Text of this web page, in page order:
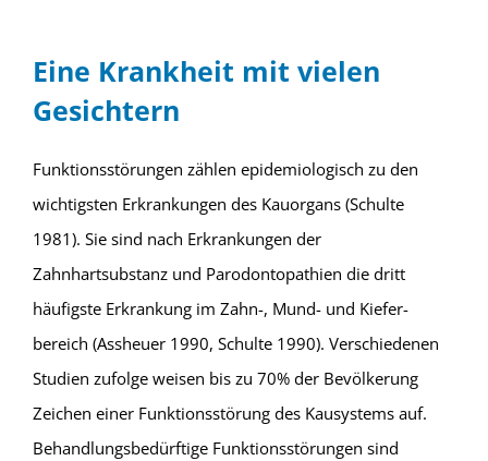
Eine Krankheit mit vielen
Gesichtern
Funktionsstörungen zählen epidemiologisch zu den
wichtigsten Erkrankungen des Kauorgans (Schulte
1981). Sie sind nach Erkrankungen der
Zahnhartsubstanz und Parodontopathien die dritt
häufigste Erkrankung im Zahn-, Mund- und Kiefer-
bereich (Assheuer 1990, Schulte 1990). Verschiedenen
Studien zufolge weisen bis zu 70% der Bevölkerung
Zeichen einer Funktionsstörung des Kausystems auf.
Behandlungsbedürftige Funktionsstörungen sind